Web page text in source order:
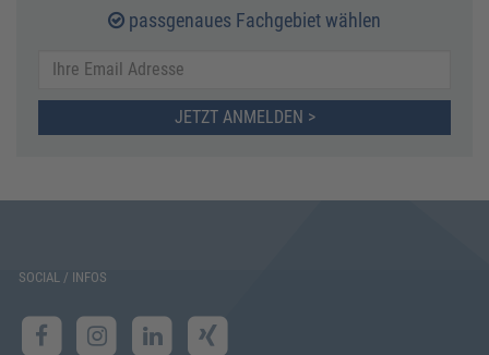
passgenaues Fachgebiet wählen
JETZT ANMELDEN >
SOCIAL / INFOS